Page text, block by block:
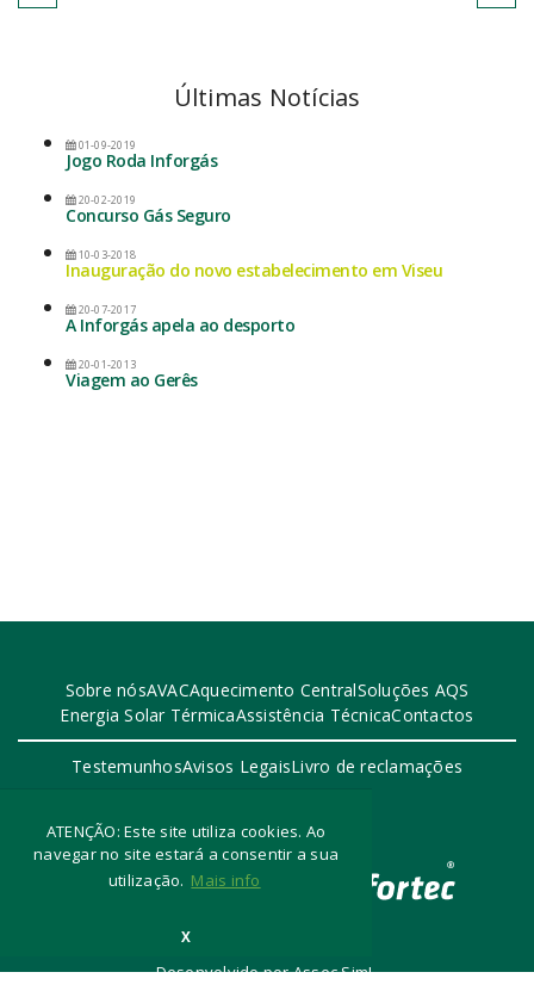
ATENÇÃO: Este site utiliza cookies. Ao
navegar no site estará a consentir a sua
utilização. Mais info
X
Últimas Notícias
01-09-2019
Jogo Roda Inforgás
20-02-2019
Concurso Gás Seguro
10-03-2018
Inauguração do novo estabelecimento em Viseu
20-07-2017
A Inforgás apela ao desporto
20-01-2013
Viagem ao Gerês
Sobre nósAVACAquecimento CentralSoluções AQS
Energia Solar TérmicaAssistência TécnicaContactos
TestemunhosAvisos LegaisLivro de reclamações
Desenvolvido por Assec Sim!